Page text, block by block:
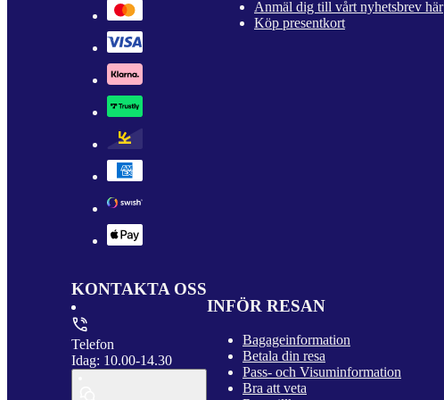
Anmäl dig till vårt nyhetsbrev här
Köp presentkort
KONTAKTA OSS
Telefon
Idag: 10.00-14.30
INFÖR RESAN
Bagageinformation
Betala din resa
Pass- och Visuminformation
Bra att veta